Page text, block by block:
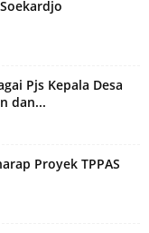
Pjs Kepala Desa
dan...
Proyek TPPAS